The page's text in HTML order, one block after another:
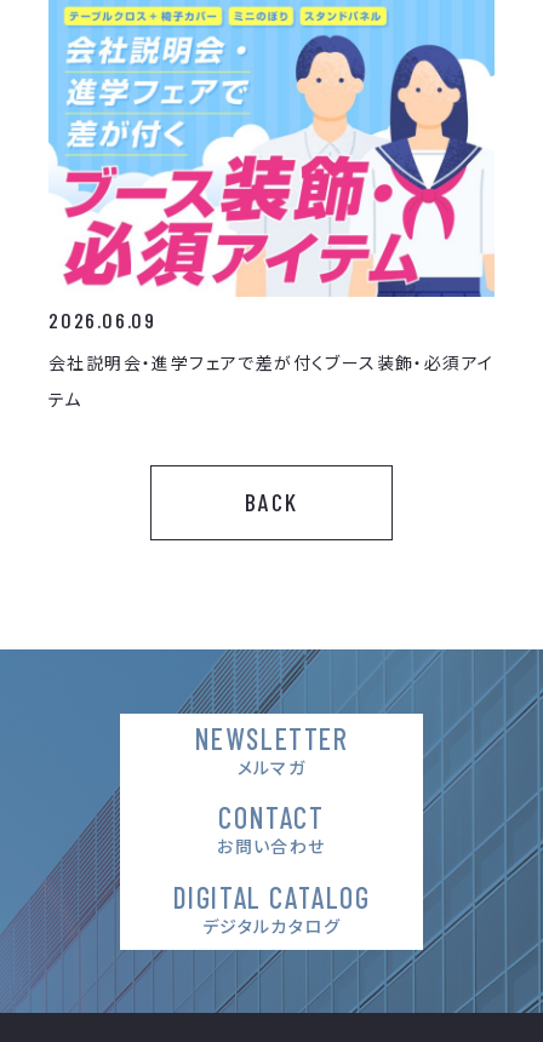
2026.06.09
会社説明会・進学フェアで差が付くブース装飾・必須アイ
テム
BACK
NEWSLETTER
メルマガ
CONTACT
お問い合わせ
DIGITAL CATALOG
デジタルカタログ